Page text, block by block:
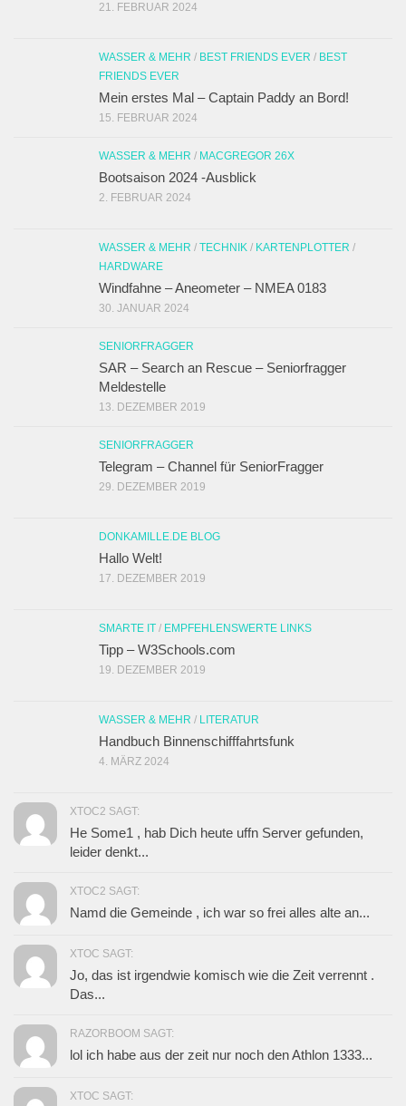
21. FEBRUAR 2024
WASSER & MEHR / BEST FRIENDS EVER / BEST
FRIENDS EVER
Mein erstes Mal – Captain Paddy an Bord!
15. FEBRUAR 2024
WASSER & MEHR / MACGREGOR 26X
Bootsaison 2024 -Ausblick
2. FEBRUAR 2024
WASSER & MEHR / TECHNIK / KARTENPLOTTER /
HARDWARE
Windfahne – Aneometer – NMEA 0183
30. JANUAR 2024
SENIORFRAGGER
SAR – Search an Rescue – Seniorfragger
Meldestelle
13. DEZEMBER 2019
SENIORFRAGGER
Telegram – Channel für SeniorFragger
29. DEZEMBER 2019
DONKAMILLE.DE BLOG
Hallo Welt!
17. DEZEMBER 2019
SMARTE IT / EMPFEHLENSWERTE LINKS
Tipp – W3Schools.com
19. DEZEMBER 2019
WASSER & MEHR / LITERATUR
Handbuch Binnenschifffahrtsfunk
4. MÄRZ 2024
XTOC2 SAGT:
He Some1 , hab Dich heute uffn Server gefunden,
leider denkt...
XTOC2 SAGT:
Namd die Gemeinde , ich war so frei alles alte an...
XTOC SAGT:
Jo, das ist irgendwie komisch wie die Zeit verrennt .
Das...
RAZORBOOM SAGT:
lol ich habe aus der zeit nur noch den Athlon 1333...
XTOC SAGT: